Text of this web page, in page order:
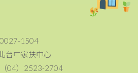
1504
台中家扶中心
04）2523-2704